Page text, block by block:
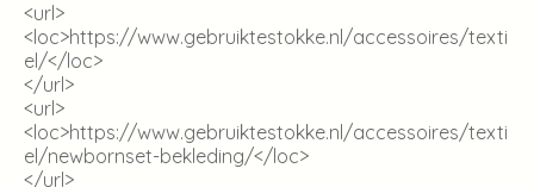
<url>
<loc>https://www.gebruiktestokke.nl/accessoires/texti
el/</loc>
</url>
<url>
<loc>https://www.gebruiktestokke.nl/accessoires/texti
el/newbornset-bekleding/</loc>
</url>